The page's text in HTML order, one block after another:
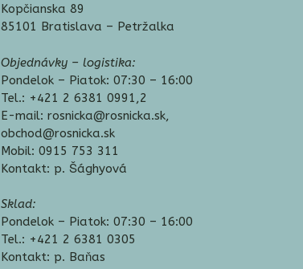
Kopčianska 89
85101 Bratislava – Petržalka
Objednávky – logistika:
Pondelok – Piatok: 07:30 – 16:00
Tel.: +421 2 6381 0991,2
E-mail: rosnicka@rosnicka.sk,
obchod@rosnicka.sk
Mobil: 0915 753 311
Kontakt: p. Šághyová
Sklad:
Pondelok – Piatok: 07:30 – 16:00
Tel.: +421 2 6381 0305
Kontakt: p. Baňas